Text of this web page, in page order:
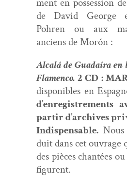
ment en pos­ses­sion
de David George
Pohren ou aux
anciens de Morón :
Alcalá de Guadaíra
Fla­men­co.2 CD :
disponibles en
d’enregistrements
par­tir d’archives
Indis­pens­able.
duit dans cet ouvrage
des pièces chan­tées
figurent.